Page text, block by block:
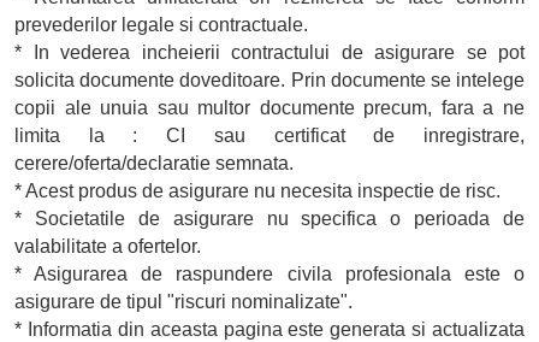
prevederilor legale si contractuale.
* In vederea incheierii contractului de asigurare se pot
solicita documente doveditoare. Prin documente se intelege
copii ale unuia sau multor documente precum, fara a ne
limita la : CI sau certificat de inregistrare,
cerere/oferta/declaratie semnata.
* Acest produs de asigurare nu necesita inspectie de risc.
* Societatile de asigurare nu specifica o perioada de
valabilitate a ofertelor.
* Asigurarea de raspundere civila profesionala este o
asigurare de tipul "riscuri nominalizate".
* Informatia din aceasta pagina este generata si actualizata